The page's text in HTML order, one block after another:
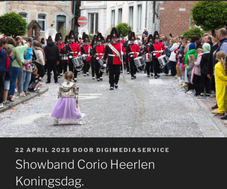
GEPLAATST
OP
22 APRIL 2025 DOOR DIGIMEDIASERVICE
Showband Corio Heerlen
Koningsdag.